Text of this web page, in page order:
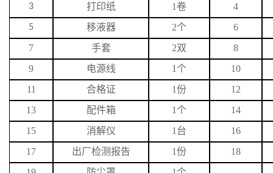
3 打印纸 1卷 4
5 移液器 2个
6
7
手套 2双
8
9
电源线 1个
10
11
合格证 1份
12
13
配件箱 1个
14
15
消解仪 1台
16
17
出厂检测报告 1份
18